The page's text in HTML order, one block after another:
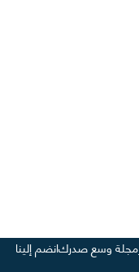
مجلة وسع صدركانضم إلينا